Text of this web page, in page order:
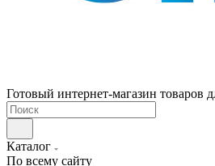
Готовый интернет-магазин товаров
Каталог
По всему сайту